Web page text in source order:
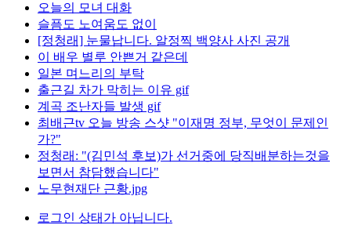
오늘의 모녀 대화
슬픔도 노여움도 없이
[정청래] 눈물납니다. 알정찍 백양사 사진 공개
이 배우 별루 안쁜거 같은데
일본 며느리의 부탁
출근길 차가 막히는 이유 gif
계곡 조난자들 발생 gif
최배근tv 오늘 방송 스샷 "이재명 정부, 무엇이 문제인
가?"
정청래: "(김민석 후보)가 선거중에 당직배분하는것을
보면서 참담했습니다"
노무현재단 근황.jpg
로그인 상태가 아닙니다.